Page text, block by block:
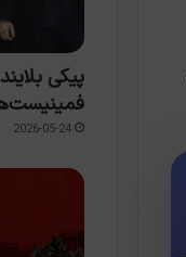
پیکی
2026-05-24